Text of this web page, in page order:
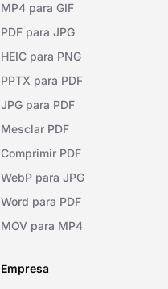
MP4 para GIF
PDF para JPG
HEIC para PNG
PPTX para PDF
JPG para PDF
Mesclar PDF
Comprimir PDF
WebP para JPG
Word para PDF
MOV para MP4
Empresa